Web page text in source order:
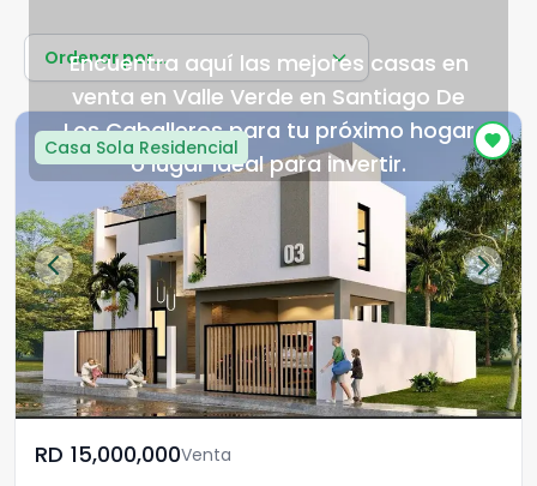
Encuentra aquí las mejores casas en
venta en Valle Verde en Santiago De
Los Caballeros para tu próximo hogar
o lugar ideal para invertir.
Ordenar por...
Casa Sola Residencial
RD	15,000,000Venta